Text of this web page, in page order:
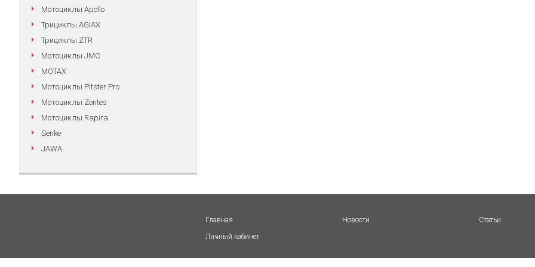
Мотоциклы Apollo
Трициклы AGIAX
Трициклы ZTR
Мотоциклы JMC
MOTAX
Мотоциклы Pitster Pro
Мотоциклы Zontes
Мотоциклы Rapira
Senke
JAWA
Главная Новости
Статьи
Личный кабинет